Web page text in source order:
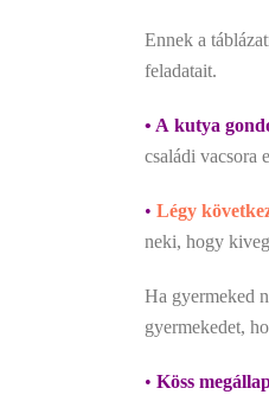
Ennek a
feladatait.
• A kutya
családi vacsora
• Légy
neki, hogy
Ha gyermeked
gyermekedet,
• Köss